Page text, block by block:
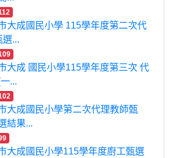
大成國民小學 115學年度第二次代
...
大成 國民小學115學年度第三次 代
...
大成國民小學第二次代理教師甄
結果...
大成國民小學115學年度廚工甄選